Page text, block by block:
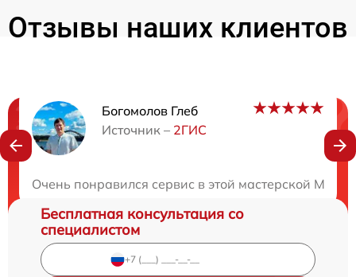
Отзывы наших клиентов
Богомолов Глеб
Источник – 2ГИС
Очень понравился сервис в этой мастерской
Нужна консультация?
Бесплатная консультация со
специалистом